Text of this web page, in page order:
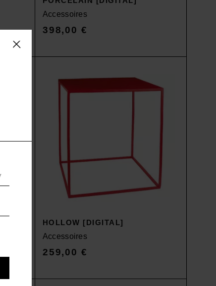
Accessoires
398,00 €
HOLLOW [DIGITAL]
Accessoires
259,00 €